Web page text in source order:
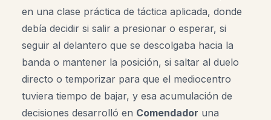
en una clase práctica de táctica aplicada, donde
debía decidir si salir a presionar o esperar, si
seguir al delantero que se descolgaba hacia la
banda o mantener la posición, si saltar al duelo
directo o temporizar para que el mediocentro
tuviera tiempo de bajar, y esa acumulación de
decisiones desarrolló en Comendador una